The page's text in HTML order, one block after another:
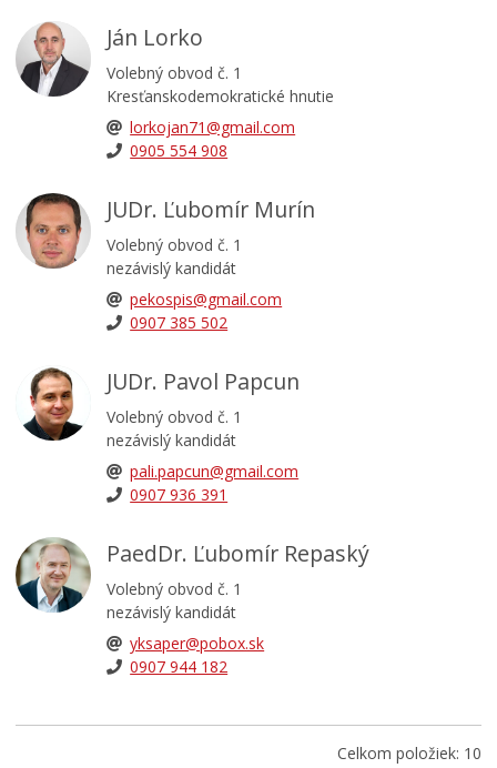
Ján Lorko
Volebný obvod č. 1
Kresťanskodemokratické hnutie
lorkojan71@gmail.com
0905 554 908
JUDr. Ľubomír Murín
Volebný obvod č. 1
nezávislý kandidát
pekospis@gmail.com
0907 385 502
JUDr. Pavol Papcun
Volebný obvod č. 1
nezávislý kandidát
pali.papcun@gmail.com
0907 936 391
PaedDr. Ľubomír Repaský
Volebný obvod č. 1
nezávislý kandidát
yksaper@pobox.sk
0907 944 182
Celkom položiek: 10